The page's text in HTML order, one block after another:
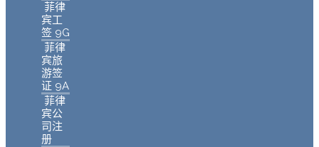
菲律
宾工
签 9G
菲律
宾旅
游签
证 9A
菲律
宾公
司注
册